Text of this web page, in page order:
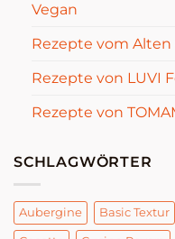
Vegan
Rezepte vom
Rezepte von LUVI
Rezepte von
SCHLAGWÖRTER
Aubergine Basic Textur